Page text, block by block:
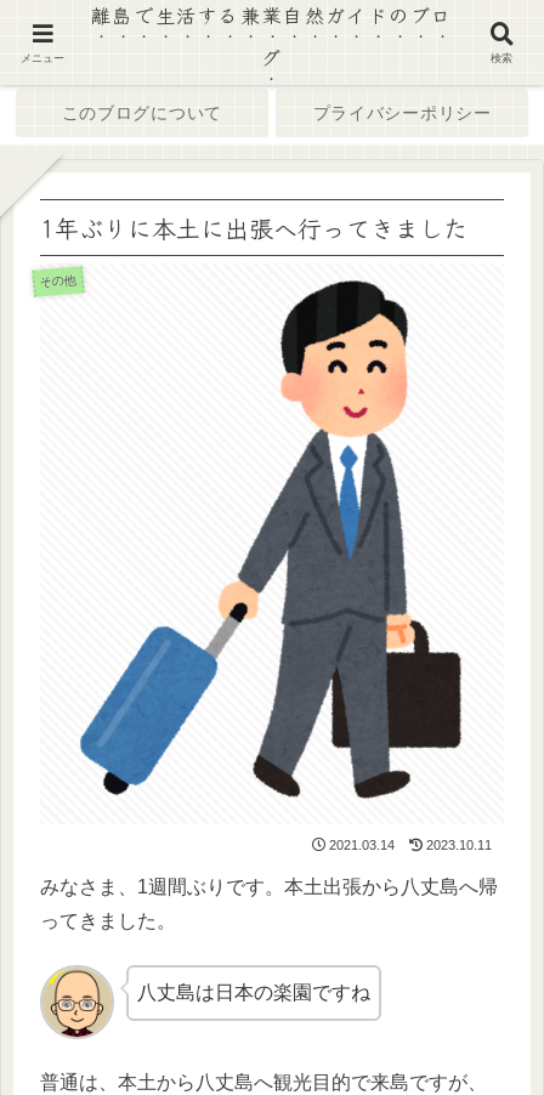
このブログについて プライバシーポリシー
1年ぶりに本土に出張へ行ってきました
その他
2021.03.14 2023.10.11
みなさま、1週間ぶりです。本土出張から八丈島へ帰
ってきました。
八丈島は日本の楽園ですね
普通は、本土から八丈島へ観光目的で来島ですが、
メニュー
離島で生活する兼業自然ガイドのブロ
グ
検索